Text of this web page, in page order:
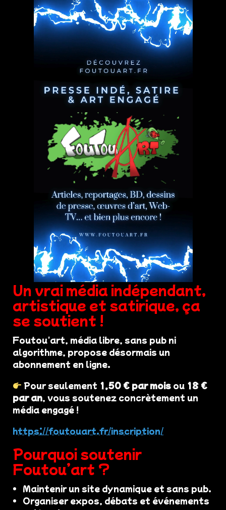
Un vrai média indépendant,
artistique et satirique, ça
se soutient !
Foutou'art, média libre, sans pub ni
algorithme, propose désormais un
abonnement en ligne.
Pour seulement 1,50 € par mois ou 18 €
par an, vous soutenez concrètement un
média engagé !
https://foutouart.fr/inscription/
Pourquoi soutenir
Foutou’art ?
Maintenir un site dynamique et sans pub.
Organiser expos, débats et événements